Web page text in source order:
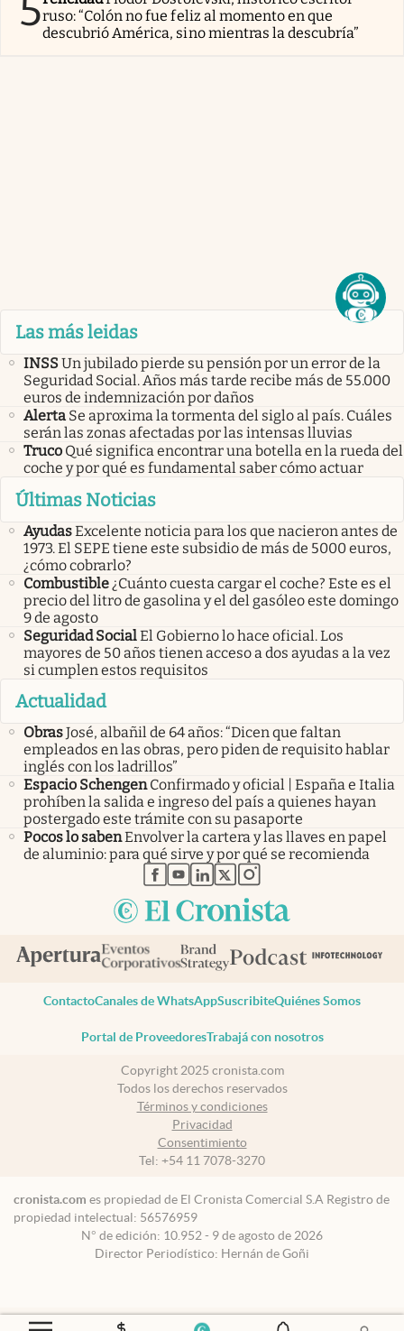
5ruso: “Colón no fue feliz al momento en que
descubrió América, sino mientras la descubría”
Las más leidas
INSSUn jubilado pierde su pensión por un error de la
Seguridad Social. Años más tarde recibe más de 55.000
euros de indemnización por daños
Alerta Se aproxima la tormenta del siglo al país. Cuáles
serán las zonas afectadas por las intensas lluvias
Truco Qué significa encontrar una botella en la rueda del
coche y por qué es fundamental saber cómo actuar
Últimas Noticias
AyudasExcelente noticia para los que nacieron antes de
1973. El SEPE tiene este subsidio de más de 5000 euros,
¿cómo cobrarlo?
Combustible¿Cuánto cuesta cargar el coche? Este es el
precio del litro de gasolina y el del gasóleo este domingo
9 de agosto
Seguridad SocialEl Gobierno lo hace oficial. Los
mayores de 50 años tienen acceso a dos ayudas a la vez
si cumplen estos requisitos
Actualidad
ObrasJosé, albañil de 64 años: “Dicen que faltan
empleados en las obras, pero piden de requisito hablar
inglés con los ladrillos”
Espacio Schengen Confirmado y oficial | España e Italia
prohíben la salida e ingreso del país a quienes hayan
postergado este trámite con su pasaporte
Pocos lo sabenEnvolver la cartera y las llaves en papel
de aluminio: para qué sirve y por qué se recomienda
abre en nueva pestaña
abre en nueva pestaña
abre en nueva pestaña
abre en nueva pestaña
abre en nueva pestaña
ContactoCanales de WhatsAppSuscribiteQuiénes Somos
Portal de ProveedoresTrabajá con nosotros
Copyright 2025 cronista.com
Todos los derechos reservados
Términos y condiciones
Privacidad
Consentimiento
Tel: +54 11 7078-3270
cronista.com es propiedad de El Cronista Comercial S.A Registro de
propiedad intelectual: 56576959
N° de edición: 10.952 - 9 de agosto de 2026
Director Periodístico: Hernán de Goñi